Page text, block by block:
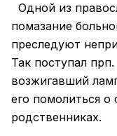
Одной из
помазание
преследуют
Так поступал
возжигавший
его помолиться
родственниках.